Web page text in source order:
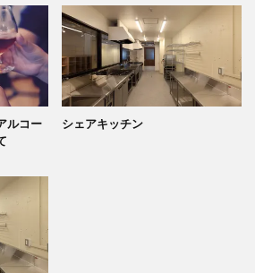
ルコー
シェアキッチン